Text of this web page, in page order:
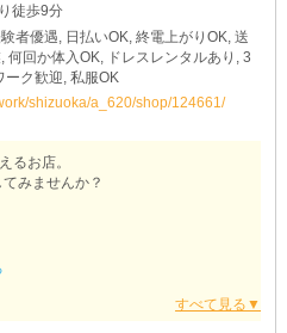
徒歩9分
者優遇, 日払いOK, 終電上がりOK, 送
何回か体入OK, ドレスレンタルあり, 3
ーク歓迎, 私服OK
shizuoka/a_620/shop/124661/
るお店。
みませんか？
ありません♪